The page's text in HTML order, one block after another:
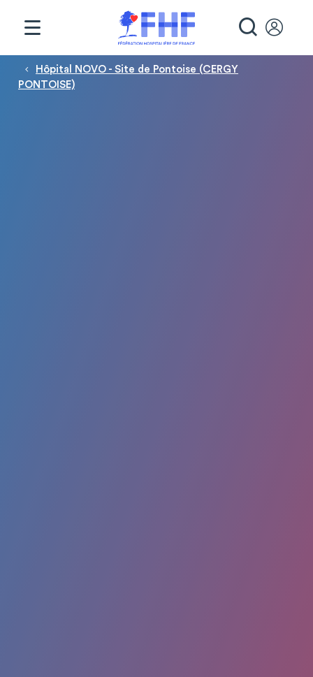
Fil d'Ariane
Hôpital NOVO - Site de Pontoise (CERGY
PONTOISE)
Panneau de gestion des cookies